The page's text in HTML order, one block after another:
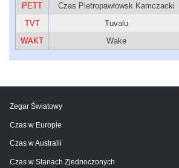
PETT
Czas Pietropawłowsk Kamczacki
TVT
Tuvalu
WAKT
Wake
Zegar Światowy
Czas w Europie
Czas w Australii
Czas w Stanach Zjednoczonych